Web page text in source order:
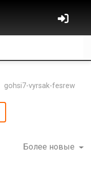
gohsi7-vyrsak-fesrew
Более новые